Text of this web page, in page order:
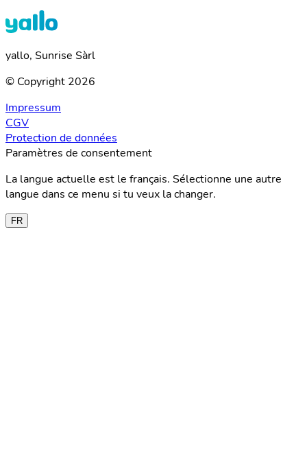
yallo, Sunrise Sàrl
© Copyright 2026
Impressum
CGV
Protection de données
Paramètres de consentement
La langue actuelle est le français. Sélectionne une autre
langue dans ce menu si tu veux la changer.
FR